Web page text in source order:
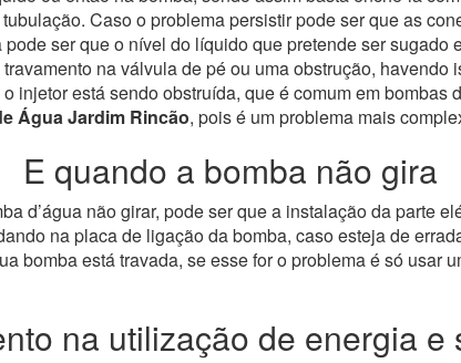
Caso o problema persistir pode ser que as
pode ser que o nível do líquido que pretende ser
na válvula de pé ou uma obstrução,
injetor está sendo obstruída, que é comum em bombas
Água Jardim Rincão, pois é um problema mais
E quando a bomba não gira
d’água não girar, pode ser que a instalação da parte
na placa de ligação da bomba, caso esteja de
bomba está travada, se esse for o problema é só usar
na utilização de energia